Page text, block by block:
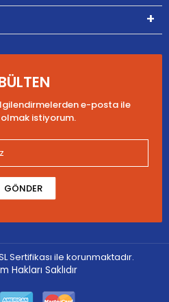
e-posta ile
istiyorum.
GÖNDER
Sertifikası ile korunmaktadır.
Hakları Saklıdır